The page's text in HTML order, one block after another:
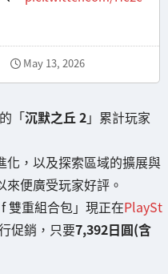
May 13, 2026
「沉默之丘 2」累計玩家
化，以及探索區域的擴展與
便廣受玩家好評。
雙重組合包」現正在PlaySt
促銷，只要7,392日圓(含